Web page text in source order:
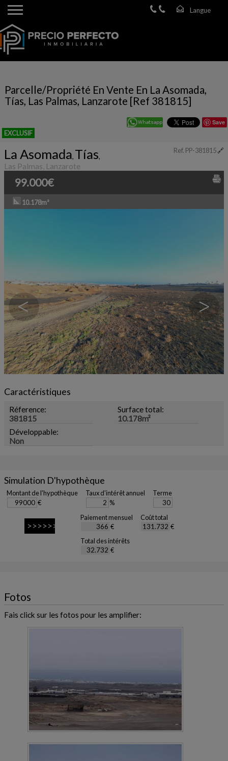
Parcelle/Propriété En Vente En La Asomada,
Tías, Las Palmas, Lanzarote [Ref 381815]
Save
EXCLUSIF
Ref. PP-381815🔗
La Asomada, Tías,
Las Palmas, Lanzarote
99.000€
10.178m²
< >
Caractéristiques
Réference:
381815
Surface total:
10.178m²
Développable:
Non
Simulation D'hypothèque
Montant de l'hypothèque
€
Taux d'intérêt annuel
%
Terme
Paiement mensuel
€
Coût total
€
Total des intérêts
€
Fotos
Fais click sur les fotos pour les amplifier: